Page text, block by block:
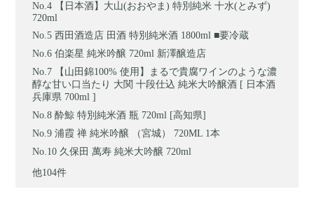
【日本酒】大山(おおやま) 特別純米 十水(とみず)
720ml
西田酒造店 田酒 特別純米酒 1800ml ■要冷蔵
伯楽星 純米吟醸 720ml 新澤醸造店
【山田錦100% 使用】まるで貴腐ワインのような濃
醇な甘い口当たり 大関 十段仕込 純米大吟醸酒 [ 日本酒
兵庫県 700ml ]
酔鯨 特別純米酒 瓶 720ml [高知県]
浦霞 禅 純米吟醸 （宮城） 720ML 1本
久保田 萬寿 純米大吟醸 720ml
他104件